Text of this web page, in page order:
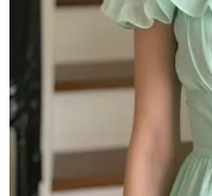
Saylu
Saylu, la gioiosa giovane
Saylu si trova nella sua
vecchio amico che è
è entusiasta di ricordare i
scale, proprio come